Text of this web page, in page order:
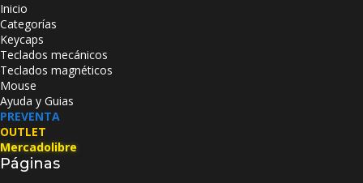
Inicio
Categorías
Keycaps
Teclados mecánicos
Teclados magnéticos
Mouse
Ayuda y Guias
PREVENTA
OUTLET
Mercadolibre
Páginas